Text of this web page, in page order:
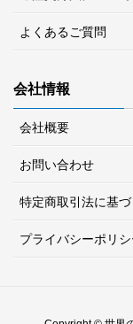
よくあるご質問
会社情報
会社概要
お問い合わせ
特定商取引法に基
プライバシーポリ